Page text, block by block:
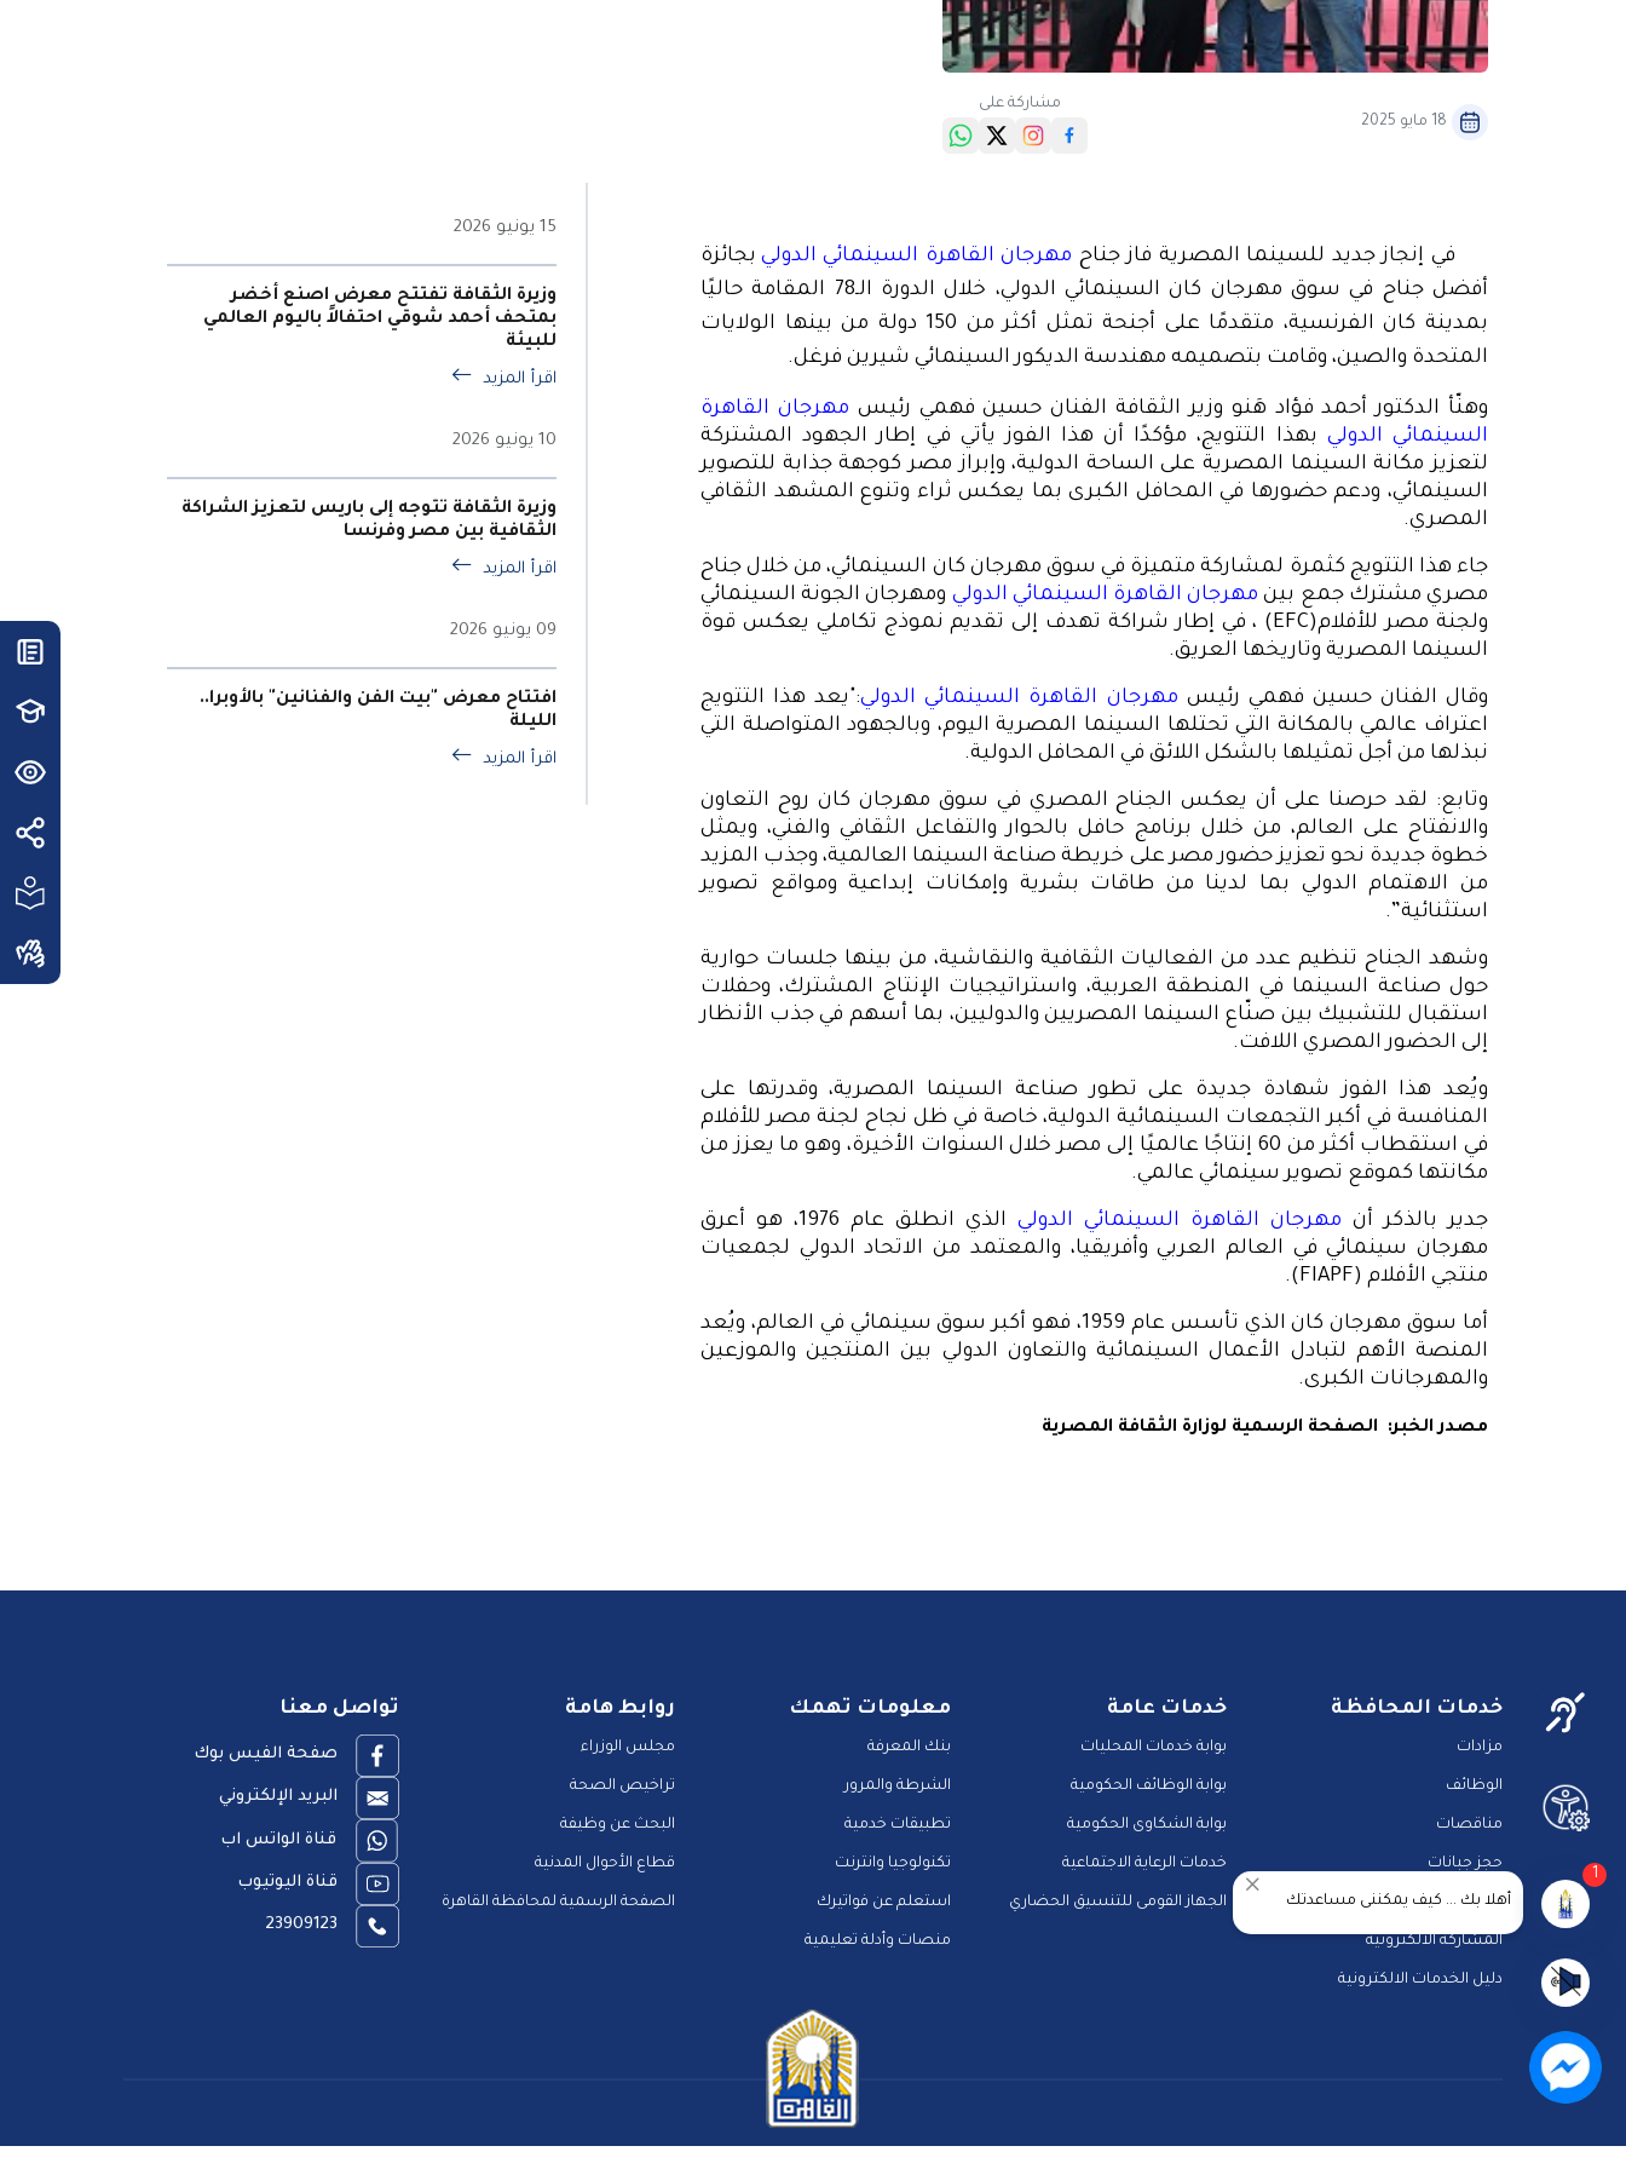
18 مايو 2025
مشاركة على
في إنجاز جديد للسينما المصرية فاز جناح مهرجان القاهرة السينمائي الدولي بجائزة
أفضل جناح في سوق مهرجان كان السينمائي الدولي، خلال الدورة الـ78 المقامة حاليًا
بمدينة كان الفرنسية، متقدمًا على أجنحة تمثل أكثر من 150 دولة من بينها الولايات
المتحدة والصين، وقامت بتصميمه مهندسة الديكور السينمائي شيرين فرغل.
وهنّأ الدكتور أحمد فؤاد هَنو وزير الثقافة الفنان حسين فهمي رئيس مهرجان القاهرة
السينمائي الدولي بهذا التتويج، مؤكدًا أن هذا الفوز يأتي في إطار الجهود المشتركة
لتعزيز مكانة السينما المصرية على الساحة الدولية، وإبراز مصر كوجهة جذابة للتصوير
السينمائي، ودعم حضورها في المحافل الكبرى بما يعكس ثراء وتنوع المشهد الثقافي
المصري.
جاء هذا التتويج كثمرة لمشاركة متميزة في سوق مهرجان كان السينمائي، من خلال جناح
مصري مشترك جمع بين مهرجان القاهرة السينمائي الدولي ومهرجان الجونة السينمائي
ولجنة مصر للأفلام(EFC) ، في إطار شراكة تهدف إلى تقديم نموذج تكاملي يعكس قوة
السينما المصرية وتاريخها العريق.
وقال الفنان حسين فهمي رئيس مهرجان القاهرة السينمائي الدولي:"يعد هذا التتويج
اعتراف عالمي بالمكانة التي تحتلها السينما المصرية اليوم، وبالجهود المتواصلة التي
نبذلها من أجل تمثيلها بالشكل اللائق في المحافل الدولية.
وتابع: لقد حرصنا على أن يعكس الجناح المصري في سوق مهرجان كان روح التعاون
والانفتاح على العالم، من خلال برنامج حافل بالحوار والتفاعل الثقافي والفني، ويمثل
خطوة جديدة نحو تعزيز حضور مصر على خريطة صناعة السينما العالمية، وجذب المزيد
من الاهتمام الدولي بما لدينا من طاقات بشرية وإمكانات إبداعية ومواقع تصوير
استثنائية.”
وشهد الجناح تنظيم عدد من الفعاليات الثقافية والنقاشية، من بينها جلسات حوارية
حول صناعة السينما في المنطقة العربية، واستراتيجيات الإنتاج المشترك، وحفلات
استقبال للتشبيك بين صنّاع السينما المصريين والدوليين، بما أسهم في جذب الأنظار
إلى الحضور المصري اللافت.
ويُعد هذا الفوز شهادة جديدة على تطور صناعة السينما المصرية، وقدرتها على
المنافسة في أكبر التجمعات السينمائية الدولية، خاصة في ظل نجاح لجنة مصر للأفلام
في استقطاب أكثر من 60 إنتاجًا عالميًا إلى مصر خلال السنوات الأخيرة، وهو ما يعزز من
مكانتها كموقع تصوير سينمائي عالمي.
جدير بالذكر أن مهرجان القاهرة السينمائي الدولي
الذي انطلق عام 1976، هو أعرق
مهرجان سينمائي في العالم العربي وأفريقيا، والمعتمد من الاتحاد الدولي لجمعيات
منتجي الأفلام .(FIAPF)
أما سوق مهرجان كان الذي تأسس عام 1959، فهو أكبر سوق سينمائي في العالم، ويُعد
المنصة الأهم لتبادل الأعمال السينمائية والتعاون الدولي بين المنتجين والموزعين
والمهرجانات الكبرى.
مصدر الخبر: الصفحة الرسمية لوزارة الثقافة المصرية
15 يونيو 2026
وزيرة الثقافة تفتتح معرض اصنع أخضر
بمتحف أحمد شوقي احتفالاً باليوم العالمي
للبيئة
اقرأ المزيد
10 يونيو 2026
وزيرة الثقافة تتوجه إلى باريس لتعزيز الشراكة
الثقافية بين مصر وفرنسا
اقرأ المزيد
09 يونيو 2026
افتتاح معرض "بيت الفن والفنانين" بالأوبرا..
الليلة
اقرأ المزيد
خدمات المحافظة
مزادات
الوظائف
مناقصات
حجز جبانات
خدمات النقل
المشاركة الالكترونية
دليل الخدمات الالكترونية
خدمات عامة
بوابة خدمات المحليات
بوابة الوظائف الحكومية
بوابة الشكاوى الحكومية
خدمات الرعاية الاجتماعية
الجهاز القومى للتنسيق الحضاري
معلومات تهمك
بنك المعرفة
الشرطة والمرور
تطبيقات خدمية
تكنولوجيا وانترنت
استعلم عن فواتيرك
منصات وأدلة تعليمية
روابط هامة
مجلس الوزراء
تراخيص الصحة
البحث عن وظيفة
قطاع الأحوال المدنية
الصفحة الرسمية لمحافظة القاهرة
تواصل معنا
صفحة الفيس بوك
البريد الإلكتروني
قناة الواتس اب
قناة اليوتيوب
23909123
أهلا بك ... كيف يمكننى مساعدتك
1